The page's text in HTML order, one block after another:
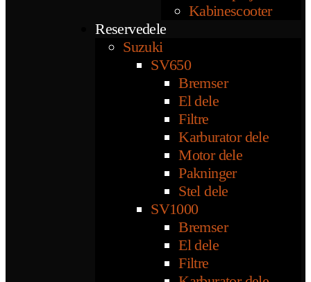
Kabinescooter
Reservedele
Suzuki
SV650
Bremser
El dele
Filtre
Karburator dele
Motor dele
Pakninger
Stel dele
SV1000
Bremser
El dele
Filtre